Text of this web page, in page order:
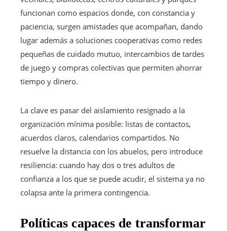
funcionan como espacios donde, con constancia y
paciencia, surgen amistades que acompañan, dando
lugar además a soluciones cooperativas como redes
pequeñas de cuidado mutuo, intercambios de tardes
de juego y compras colectivas que permiten ahorrar
tiempo y dinero.
La clave es pasar del aislamiento resignado a la
organización mínima posible: listas de contactos,
acuerdos claros, calendarios compartidos. No
resuelve la distancia con los abuelos, pero introduce
resiliencia: cuando hay dos o tres adultos de
confianza a los que se puede acudir, el sistema ya no
colapsa ante la primera contingencia.
Políticas capaces de transformar